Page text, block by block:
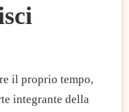
il proprio tempo,
integrante della